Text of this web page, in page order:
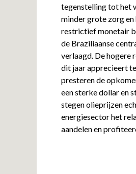
tegenstelling tot het
minder grote zorg en
restrictief monetair
de Braziliaanse
verlaagd. De hogere
dit jaar apprecieert
presteren de
een sterke dollar en
stegen olieprijzen
energiesector het
aandelen en